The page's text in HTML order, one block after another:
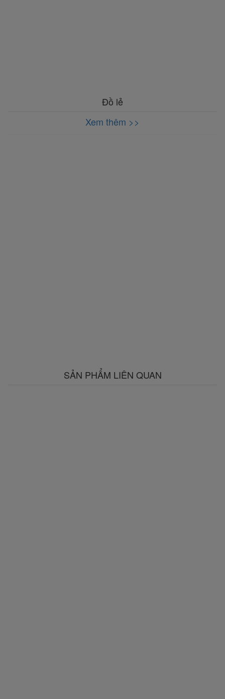
Đồ lẻ
Xem thêm >>
SẢN PHẨM LIÊN QUAN